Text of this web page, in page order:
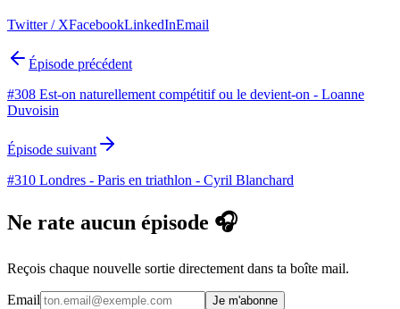
Twitter / XFacebookLinkedInEmail
Épisode précédent
#308 Est-on naturellement compétitif ou le devient-on - Loanne
Duvoisin
Épisode suivant
#310 Londres - Paris en triathlon - Cyril Blanchard
Ne rate aucun épisode 🎧
Reçois chaque nouvelle sortie directement dans ta boîte mail.
Email Je m'abonne